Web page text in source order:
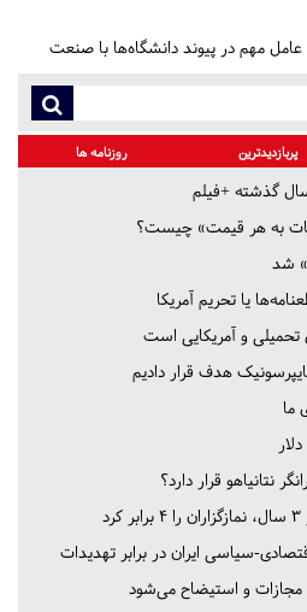
مهم در پیوند دانشگاه‌ها با صنعت
پربازدیدترین روزنامه ها
به هر قیمت» چیست؟
شد
یا تحریم‌ آمریکا
تحمیلی و آمریکایی است
هدف قرار دادیم
ما
قرار دارد؟
سیاسی ایران در برابر تهدیدات
مجازات و استیضاح می‌شود